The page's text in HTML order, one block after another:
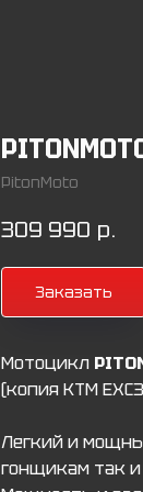
PitonMoto
309 990 р.
Заказать
Мотоцикл
(копия КТМ
Легкий и
гонщикам так